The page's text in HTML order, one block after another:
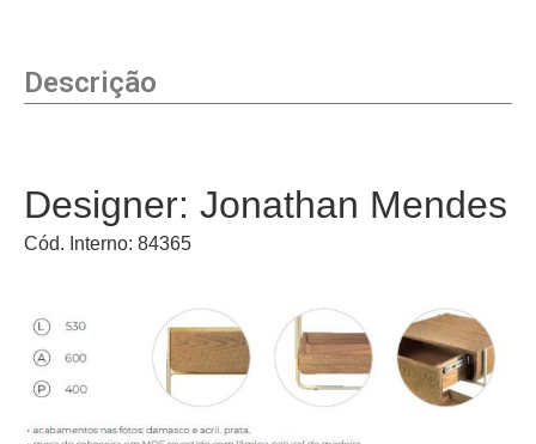
Descrição
Designer: Jonathan Mendes
Cód. Interno: 84365